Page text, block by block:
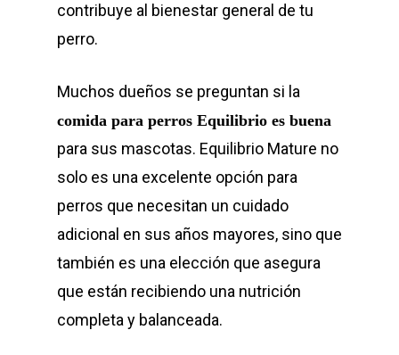
contribuye al bienestar general de tu
perro.
Muchos dueños se preguntan si la
comida para perros Equilibrio es buena
para sus mascotas. Equilibrio Mature no
solo es una excelente opción para
perros que necesitan un cuidado
adicional en sus años mayores, sino que
también es una elección que asegura
que están recibiendo una nutrición
completa y balanceada.